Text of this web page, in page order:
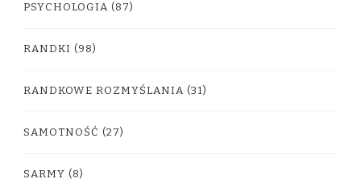
PSYCHOLOGIA (87)
RANDKI (98)
RANDKOWE ROZMYŚLANIA (31)
SAMOTNOŚĆ (27)
SARMY (8)